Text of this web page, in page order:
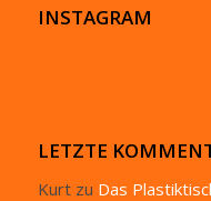
INSTAGRAM
LETZTE
Kurtzu Das